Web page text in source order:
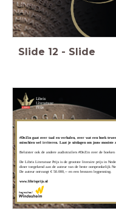
Slide 12 - Slide
#DeZin gaat over taal en verhalen, over wat een boek
misschien wel irriteren. Laat je uitdagen om jouw mooiste
Beluister ook de andere audiotrailers #DeZin over de boeken
De Libris Literatuur Prijs is de grootste literaire prijs in
diner toegekend aan de auteur van de beste oorspronkelijk
De auteur ontvangt € 50.000,-- en een bronzen legpenning.
www.librisprijs.nl